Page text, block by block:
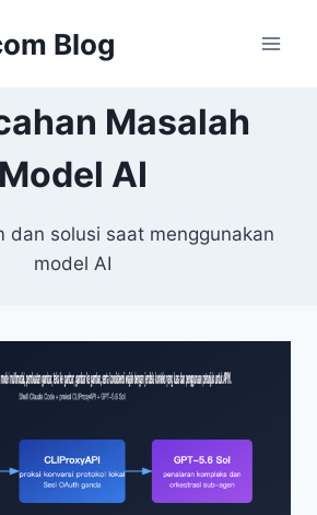
Blog
Masalah
Model AI
dan solusi saat menggunakan
model AI